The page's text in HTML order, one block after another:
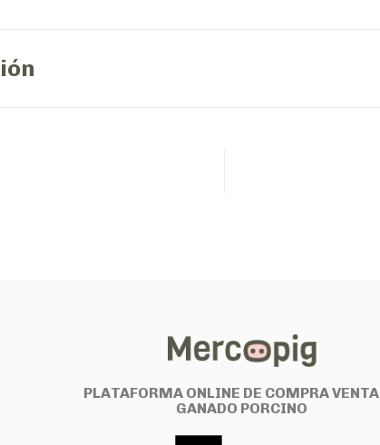
PLATAFORMA ONLINE DE COMPRA VENTA
GANADO PORCINO